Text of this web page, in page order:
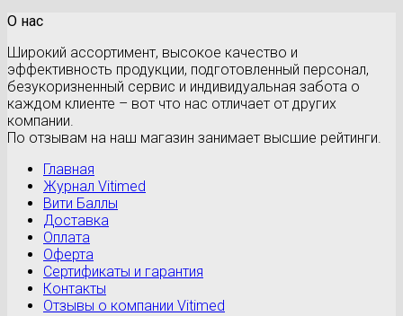
О нас
Широкий ассортимент, высокое качество и
эффективность продукции, подготовленный персонал,
безукоризненный сервис и индивидуальная забота о
каждом клиенте – вот что нас отличает от других
компании.
По отзывам на наш магазин занимает высшие рейтинги.
Главная
Журнал Vitimed
Вити Баллы
Доставка
Оплата
Оферта
Сертификаты и гарантия
Контакты
Отзывы о компании Vitimed